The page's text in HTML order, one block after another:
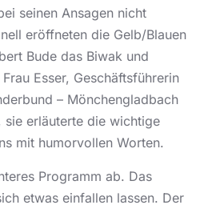
seinen Ansagen nicht
eröffneten die Gelb/Blauen
Bude das Biwak und
Esser, Geschäftsführerin
– Mönchengladbach
erläuterte die wichtige
mit humorvollen Worten.
Programm ab. Das
etwas einfallen lassen. Der